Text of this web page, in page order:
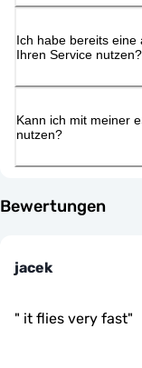
Ich habe bereits eine
Ihren Service nutzen?
Kann ich mit meiner
nutzen?
Bewertungen
jacek
" it flies very fast"